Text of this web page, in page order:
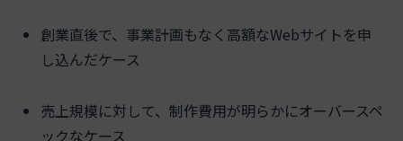
創業直後で、事業計画もなく高額なWebサイトを申
し込んだケース
売上規模に対して、制作費用が明らかにオーバースペ
ックなケース